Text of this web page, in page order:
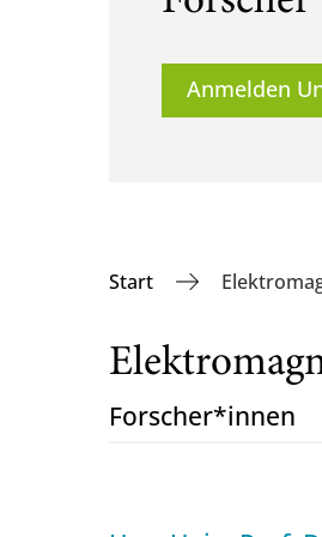
Anmelden
Start
Forscher*innen